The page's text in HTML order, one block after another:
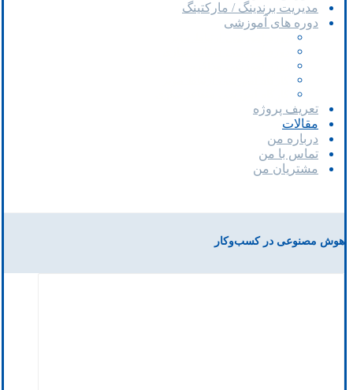
مدیریت برندینگ / مارکتینگ
دوره های آموزشی
تعریف پروژه
مقالات
درباره من
تماس با من
مشتریان من
هوش مصنوعی در کسب‌وکار